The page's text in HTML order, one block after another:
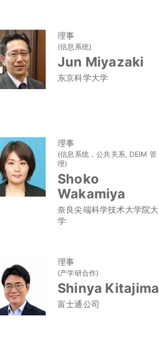
理事
(信息系统)
Jun Miyazaki
东京科学大学
理事
(信息系统，公共关系, DEIM 管
理)
Shoko
Wakamiya
奈良尖端科学技术大学院大
学
理事
(产学研合作)
Shinya Kitajima
富士通公司